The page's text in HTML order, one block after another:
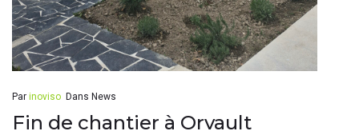
Par inoviso Dans News
Fin de chantier à Orvault